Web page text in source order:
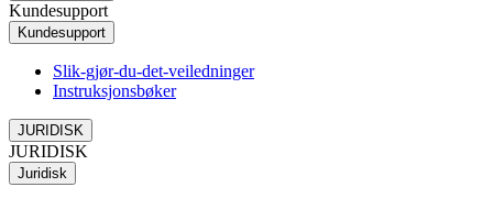
Kundesupport
Kundesupport
Slik-gjør-du-det-veiledninger
Instruksjonsbøker
JURIDISK
JURIDISK
Juridisk